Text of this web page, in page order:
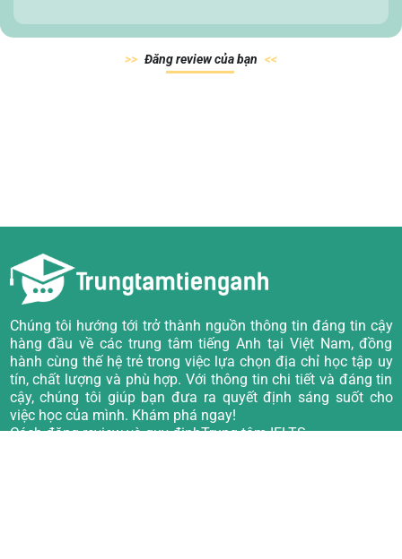
Đăng review củabạn
Chúng tôi hướng tới trở thành nguồn thông tin đáng tin cậy
hàng đầu về các trung tâm tiếng Anh tại Việt Nam, đồng
hành cùng thế hệ trẻ trong việc lựa chọn địa chỉ học tập uy
tín, chất lượng và phù hợp. Với thông tin chi tiết và đáng tin
cậy, chúng tôi giúp bạn đưa ra quyết định sáng suốt cho
việc học của mình. Khám phá ngay!
Cách đăng review và quy địnhTrung tâm IELTS